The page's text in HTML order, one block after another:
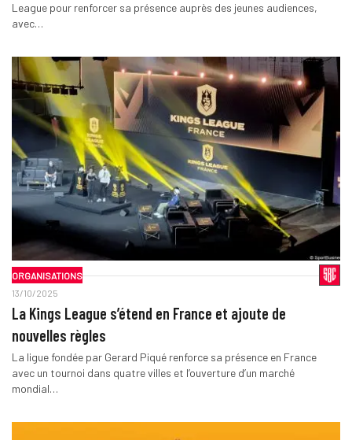
League pour renforcer sa présence auprès des jeunes audiences,
avec…
ORGANISATIONS
13/10/2025
La Kings League s’étend en France et ajoute de
nouvelles règles
La ligue fondée par Gerard Piqué renforce sa présence en France
avec un tournoi dans quatre villes et l’ouverture d’un marché
mondial…